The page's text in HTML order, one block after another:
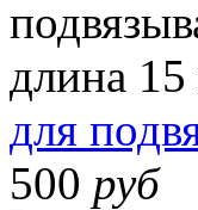
для
500 руб